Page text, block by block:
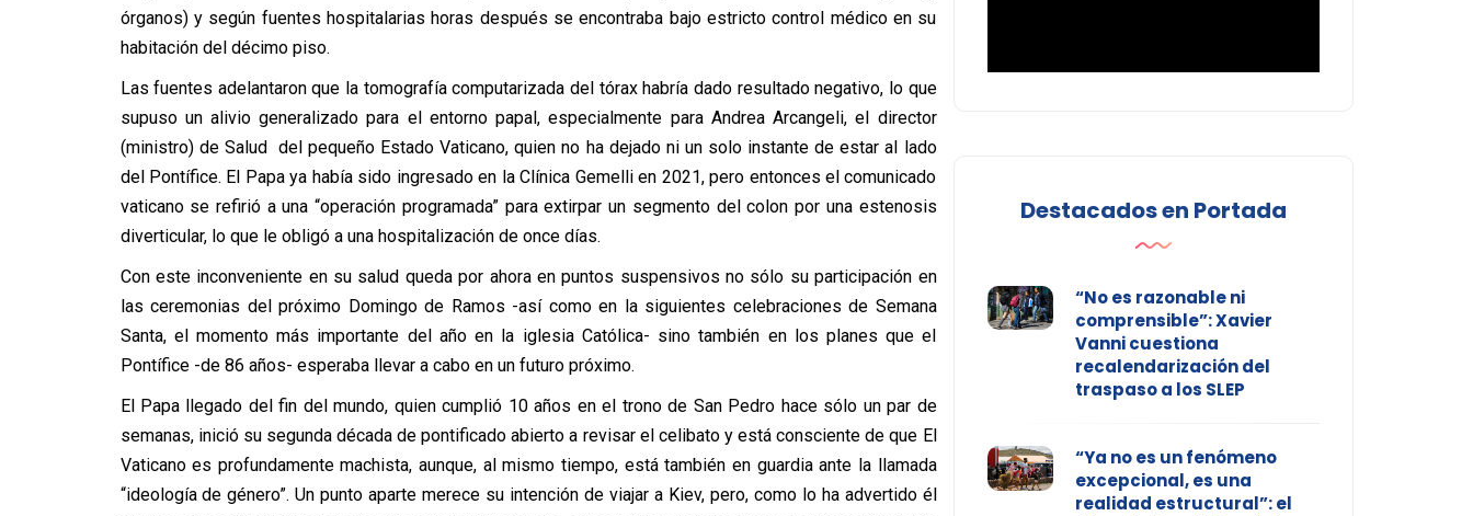
órganos) y según fuentes hospitalarias horas después se encontraba bajo estricto control médico en su
habitación del décimo piso.
Las fuentes adelantaron que la tomografía computarizada del tórax habría dado resultado negativo, lo que
supuso un alivio generalizado para el entorno papal, especialmente para Andrea Arcangeli, el director
(ministro) de Salud del pequeño Estado Vaticano, quien no ha dejado ni un solo instante de estar al lado
del Pontífice. El Papa ya había sido ingresado en la Clínica Gemelli en 2021, pero entonces el comunicado
vaticano se refirió a una “operación programada” para extirpar un segmento del colon por una estenosis
diverticular, lo que le obligó a una hospitalización de once días.
Con este inconveniente en su salud queda por ahora en puntos suspensivos no sólo su participación en
las ceremonias del próximo Domingo de Ramos -así como en la siguientes celebraciones de Semana
Santa, el momento más importante del año en la iglesia Católica- sino también en los planes que el
Pontífice -de 86 años- esperaba llevar a cabo en un futuro próximo.
El Papa llegado del fin del mundo, quien cumplió 10 años en el trono de San Pedro hace sólo un par de
semanas, inició su segunda década de pontificado abierto a revisar el celibato y está consciente de que El
Vaticano es profundamente machista, aunque, al mismo tiempo, está también en guardia ante la llamada
“ideología de género”. Un punto aparte merece su intención de viajar a Kiev, pero, como lo ha advertido él
Destacados en Portada
“No es razonable ni
comprensible”: Xavier
Vanni cuestiona
recalendarización del
traspaso a los SLEP
“Ya no es un fenómeno
excepcional, es una
realidad estructural”: el